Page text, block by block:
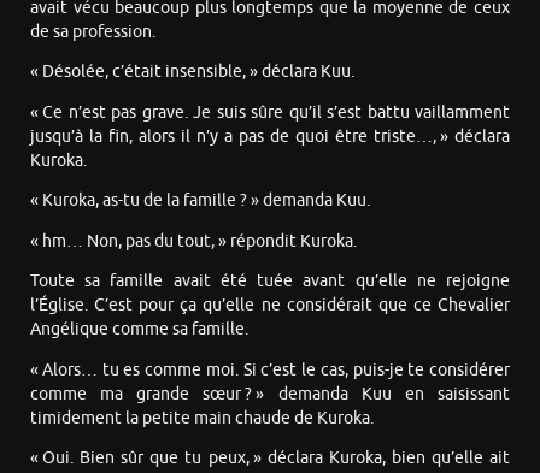
avait vécu beaucoup plus longtemps que la moyenne de ceux
de sa profession.
« Désolée, c’était insensible, » déclara Kuu.
« Ce n’est pas grave. Je suis sûre qu’il s’est battu vaillamment
jusqu’à la fin, alors il n’y a pas de quoi être triste…, » déclara
Kuroka.
« Kuroka, as-tu de la famille ? » demanda Kuu.
« hm… Non, pas du tout, » répondit Kuroka.
Toute sa famille avait été tuée avant qu’elle ne rejoigne
l’Église. C’est pour ça qu’elle ne considérait que ce Chevalier
Angélique comme sa famille.
« Alors… tu es comme moi. Si c’est le cas, puis-je te considérer
comme ma grande sœur ? » demanda Kuu en saisissant
timidement la petite main chaude de Kuroka.
« Oui. Bien sûr que tu peux, » déclara Kuroka, bien qu’elle ait